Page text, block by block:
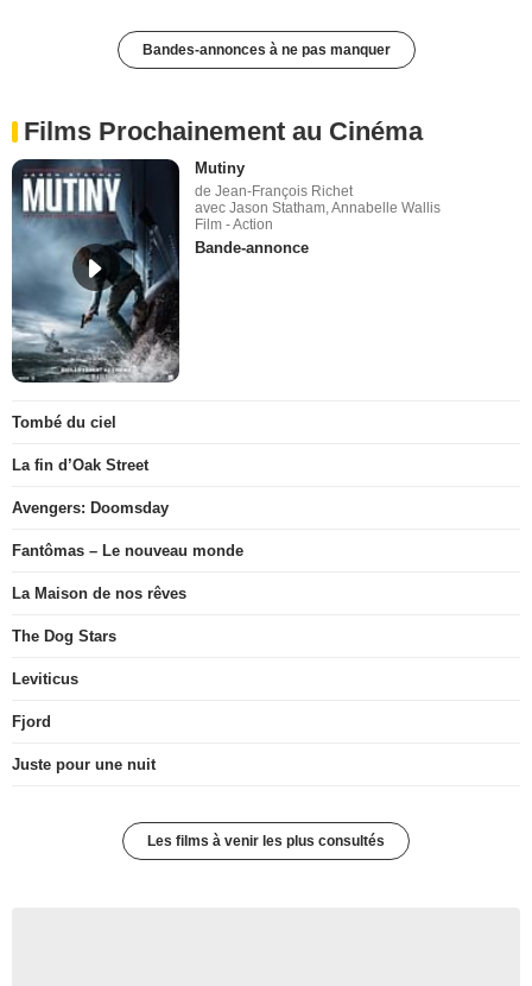
Bandes-annonces à ne pas manquer
Films Prochainement au Cinéma
Mutiny
de Jean-François Richet
avec Jason Statham, Annabelle Wallis
Film - Action
Bande-annonce
Tombé du ciel
La fin d’Oak Street
Avengers: Doomsday
Fantômas – Le nouveau monde
La Maison de nos rêves
The Dog Stars
Leviticus
Fjord
Juste pour une nuit
Les films à venir les plus consultés